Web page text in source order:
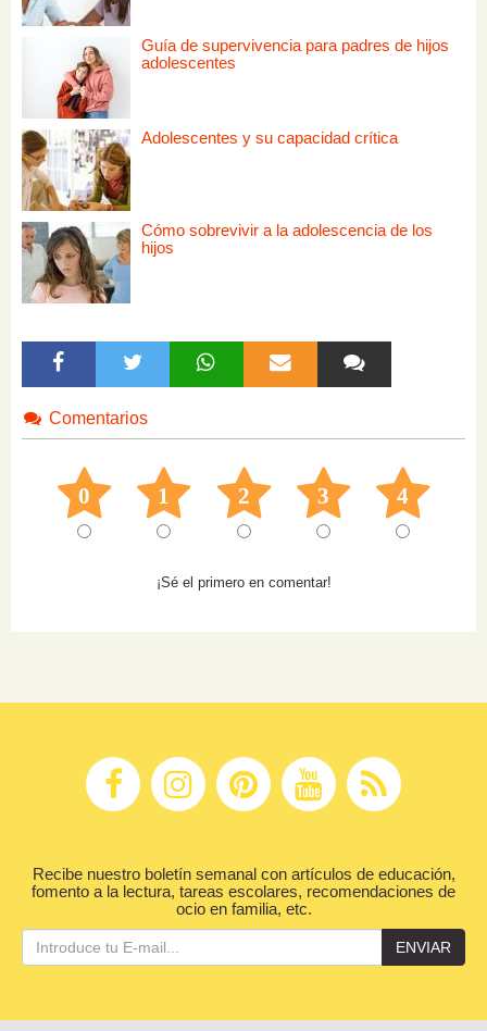
Guía de supervivencia para padres de hijos
adolescentes
Adolescentes y su capacidad crítica
Cómo sobrevivir a la adolescencia de los
hijos
Comentarios
0 1 2 3 4
¡Sé el primero en comentar!
Recibe nuestro boletín semanal con artículos de educación,
fomento a la lectura, tareas escolares, recomendaciones de
ocio en familia, etc.
ENVIAR